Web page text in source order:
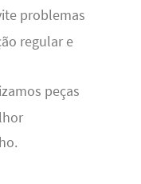
problemas
regular e
peças